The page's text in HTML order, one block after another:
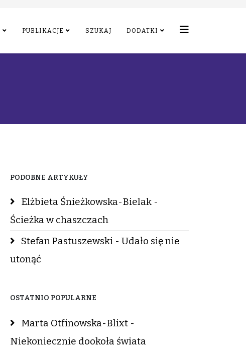
PUBLIKACJE SZUKAJ DODATKI
PODOBNE ARTYKUŁY
Elżbieta Śnieżkowska-Bielak -
Ścieżka w chaszczach
Stefan Pastuszewski - Udało się nie
utonąć
OSTATNIO POPULARNE
Marta Otfinowska-Blixt -
Niekoniecznie dookoła świata